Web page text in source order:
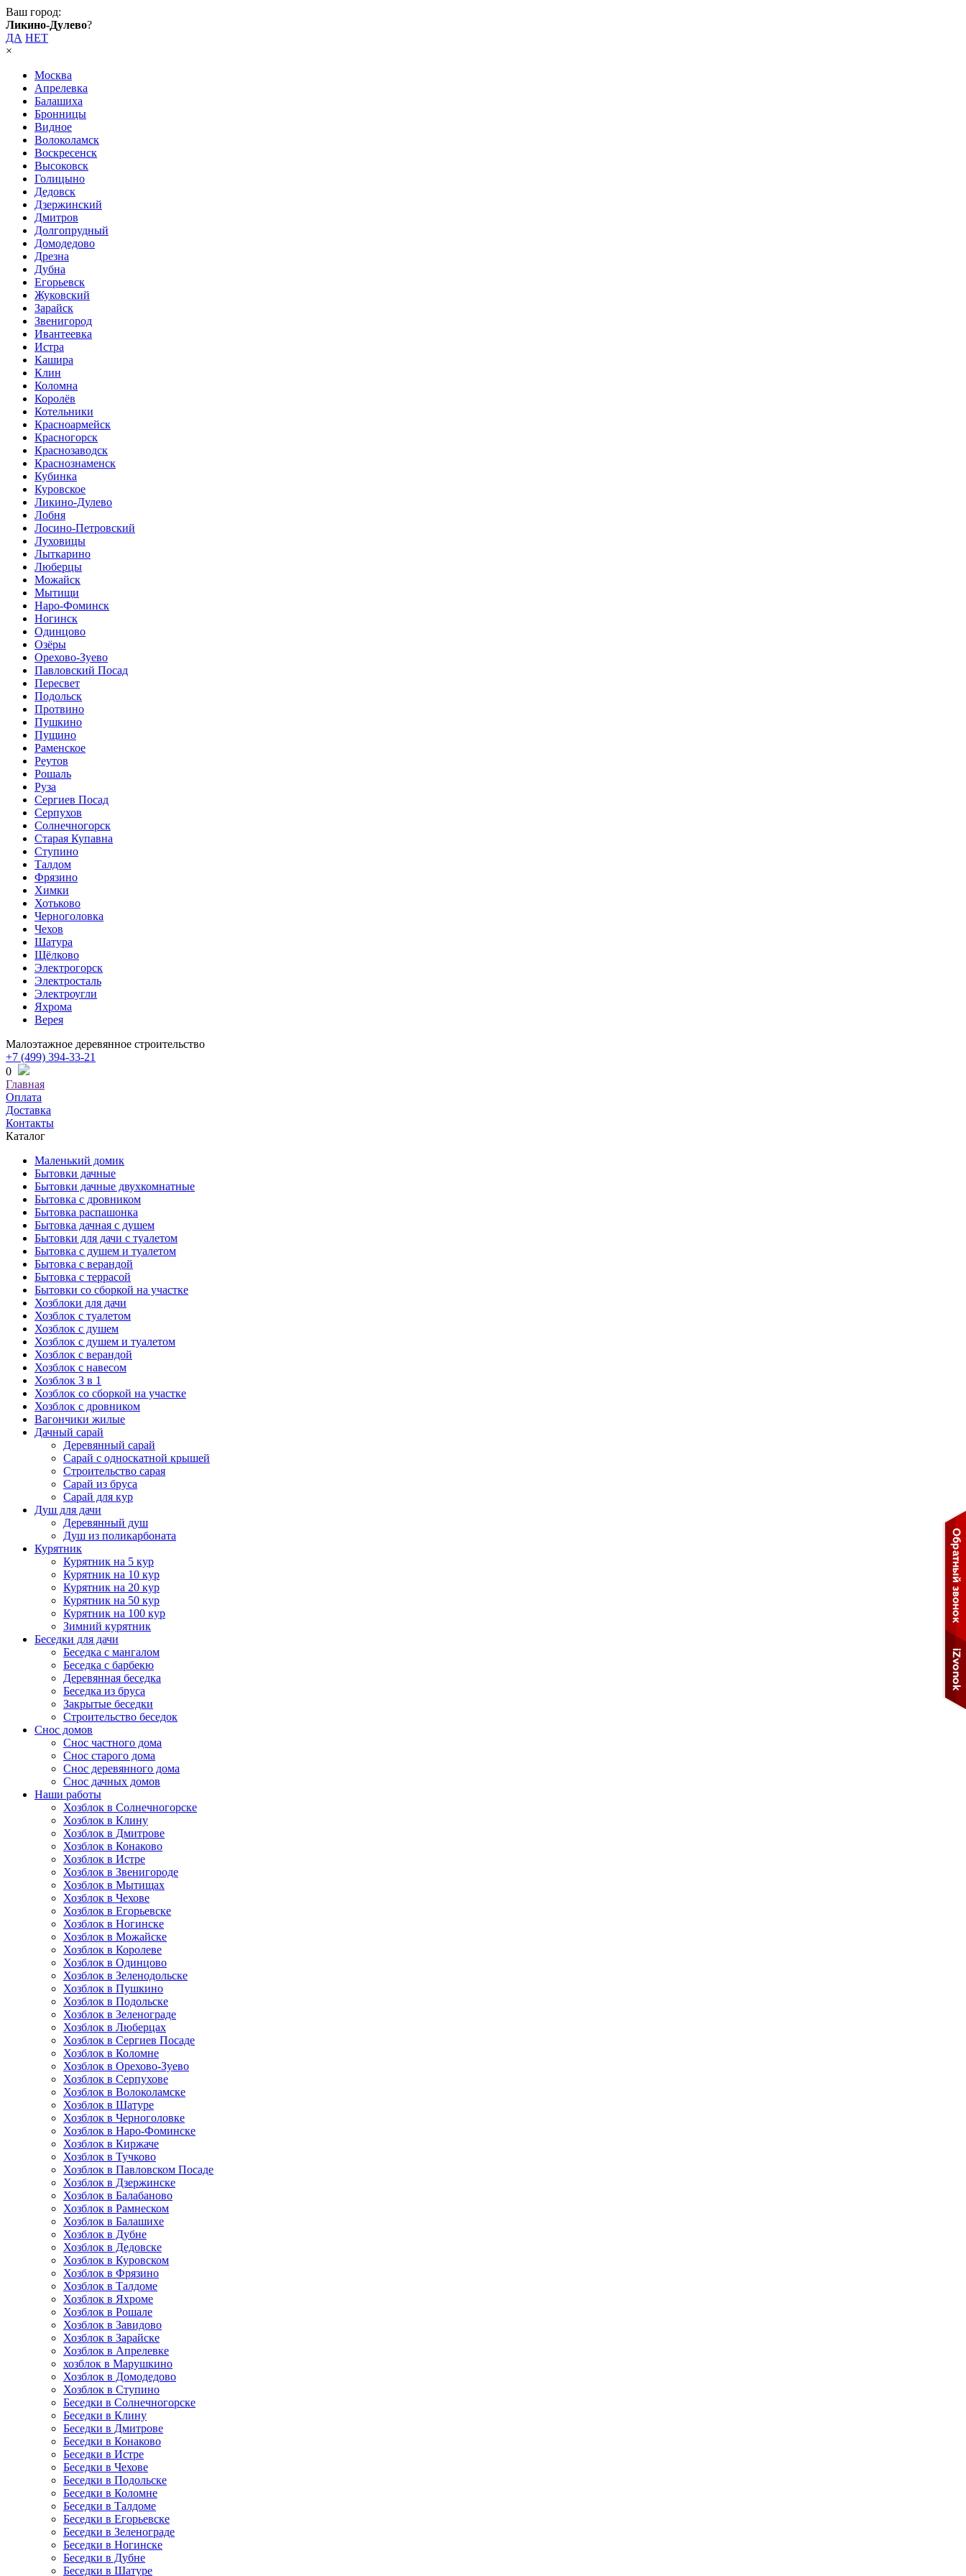
Ваш город:
Ликино-Дулево?
ДА НЕТ
×
Москва
Апрелевка
Балашиха
Бронницы
Видное
Волоколамск
Воскресенск
Высоковск
Голицыно
Дедовск
Дзержинский
Дмитров
Долгопрудный
Домодедово
Дрезна
Дубна
Егорьевск
Жуковский
Зарайск
Звенигород
Ивантеевка
Истра
Кашира
Клин
Коломна
Королёв
Котельники
Красноармейск
Красногорск
Краснозаводск
Краснознаменск
Кубинка
Куровское
Ликино-Дулево
Лобня
Лосино-Петровский
Луховицы
Лыткарино
Люберцы
Можайск
Мытищи
Наро-Фоминск
Ногинск
Одинцово
Озёры
Орехово-Зуево
Павловский Посад
Пересвет
Подольск
Протвино
Пушкино
Пущино
Раменское
Реутов
Рошаль
Руза
Сергиев Посад
Серпухов
Солнечногорск
Старая Купавна
Ступино
Талдом
Фрязино
Химки
Хотьково
Черноголовка
Чехов
Шатура
Щёлково
Электрогорск
Электросталь
Электроугли
Яхрома
Верея
Малоэтажное деревянное строительство
+7 (499) 394-33-21
0
Главная
Оплата
Доставка
Контакты
Каталог
Маленький домик
Бытовки дачные
Бытовки дачные двухкомнатные
Бытовка с дровником
Бытовка распашонка
Бытовка дачная с душем
Бытовки для дачи с туалетом
Бытовка с душем и туалетом
Бытовка с верандой
Бытовка с террасой
Бытовки со сборкой на участке
Хозблоки для дачи
Хозблок с туалетом
Хозблок с душем
Хозблок с душем и туалетом
Хозблок с верандой
Хозблок с навесом
Хозблок 3 в 1
Хозблок со сборкой на участке
Хозблок с дровником
Вагончики жилые
Дачный сарай
Деревянный сарай
Cарай с односкатной крышей
Строительство сарая
Сарай из бруса
Сарай для кур
Душ для дачи
Деревянный душ
Душ из поликарбоната
Курятник
Курятник на 5 кур
Курятник на 10 кур
Курятник на 20 кур
Курятник на 50 кур
Курятник на 100 кур
Зимний курятник
Беседки для дачи
Беседка с мангалом
Беседка с барбекю
Деревянная беседка
Беседка из бруса
Закрытые беседки
Строительство беседок
Снос домов
Снос частного дома
Снос старого дома
Снос деревянного дома
Снос дачных домов
Наши работы
Хозблок в Солнечногорске
Хозблок в Клину
Хозблок в Дмитрове
Хозблок в Конаково
Хозблок в Истре
Хозблок в Звенигороде
Хозблок в Мытищах
Хозблок в Чехове
Хозблок в Егорьевске
Хозблок в Ногинске
Хозблок в Можайске
Хозблок в Королеве
Хозблок в Одинцово
Хозблок в Зеленодольске
Хозблок в Пушкино
Хозблок в Подольске
Хозблок в Зеленограде
Хозблок в Люберцах
Хозблок в Сергиев Посаде
Хозблок в Коломне
Хозблок в Орехово-Зуево
Хозблок в Серпухове
Хозблок в Волоколамске
Хозблок в Шатуре
Хозблок в Черноголовке
Хозблок в Наро-Фоминске
Хозблок в Киржаче
Хозблок в Тучково
Хозблок в Павловском Посаде
Хозблок в Дзержинске
Хозблок в Балабаново
Хозблок в Рамнеском
Хозблок в Балашихе
Хозблок в Дубне
Хозблок в Дедовске
Хозблок в Куровском
Хозблок в Фрязино
Хозблок в Талдоме
Хозблок в Яхроме
Хозблок в Рошале
Хозблок в Завидово
Хозблок в Зарайске
Хозблок в Апрелевке
хозблок в Марушкино
Хозблок в Домодедово
Хозблок в Ступино
Беседки в Солнечногорске
Беседки в Клину
Беседки в Дмитрове
Беседки в Конаково
Беседки в Истре
Беседки в Чехове
Беседки в Подольске
Беседки в Коломне
Беседки в Талдоме
Беседки в Егорьевске
Беседки в Зеленограде
Беседки в Ногинске
Беседки в Дубне
Беседки в Шатуре